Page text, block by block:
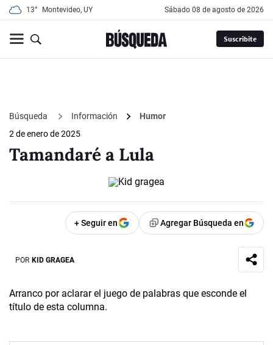
13° Montevideo, UY sábado 08 de agosto de 2026
Suscribite
Búsqueda Información
Humor
2 de enero de 2025
Tamandaré a Lula
+ Seguir en Agregar Búsqueda en
POR KID GRAGEA
Arranco por aclarar el juego de palabras que esconde el
título de esta columna.